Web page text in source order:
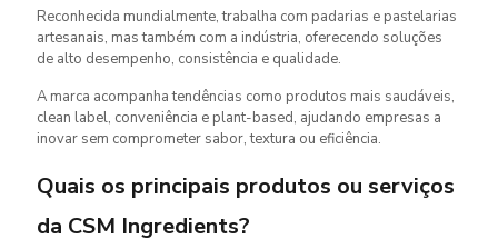
Reconhecida mundialmente, trabalha com padarias e pastelarias
artesanais, mas também com a indústria, oferecendo soluções
de alto desempenho, consistência e qualidade.
A marca acompanha tendências como produtos mais saudáveis,
clean label, conveniência e plant-based, ajudando empresas a
inovar sem comprometer sabor, textura ou eficiência.
Quais os principais produtos ou serviços
da CSM Ingredients?